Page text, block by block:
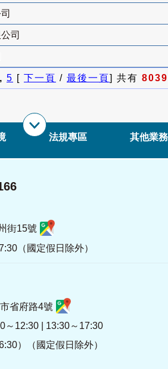
司
, 5 [ 下一頁 / 最後一頁] 共有 8039
法規專區 其他業務
街15號
（國定假日除外）
省府路4號
12:30 | 13:30～17:30
）（國定假日除外）